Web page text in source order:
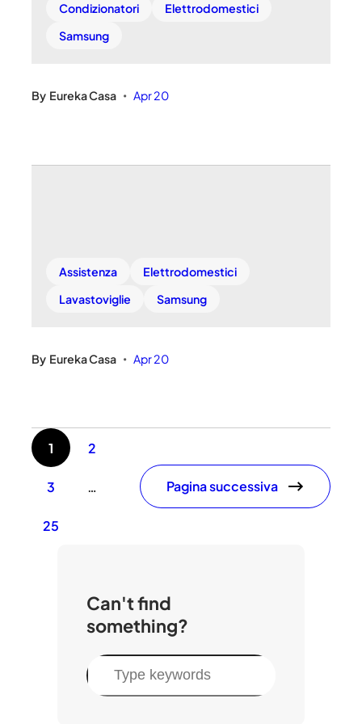
Condizionatori
Elettrodomestici
Samsung
By Eureka Casa • Apr 20
Assistenza
Elettrodomestici
Lavastoviglie
Samsung
By Eureka Casa • Apr 20
1 2
3 …
25
Pagina successiva
Can't find
something?
C
e